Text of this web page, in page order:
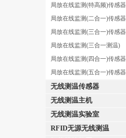
局放在线监测(特高频)传感器
局放在线监测(二合一)传感器
局放在线监测(三合一)传感器
局放在线监测(三合一测温)
局放在线监测(四合一)传感器
局放在线监测(五合一)传感器
无线测温传感器
无线测温主机
无线测温实验室
RFID无源无线测温